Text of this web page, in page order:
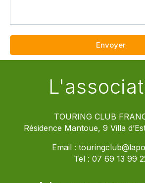
Envoyer
TOURING CLUB
Résidence Mantoue, 9 Villa
Email :
Tel : 07 69 13 99